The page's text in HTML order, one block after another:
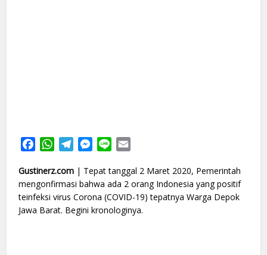
FacebookWhatsApp
TelegramMessenger
Line
Gustinerz.com | Tepat tanggal 2 Maret 2020, Pemerintah
mengonfirmasi bahwa ada 2 orang Indonesia yang positif
teinfeksi virus Corona (COVID-19) tepatnya Warga Depok
Jawa Barat. Begini kronologinya.